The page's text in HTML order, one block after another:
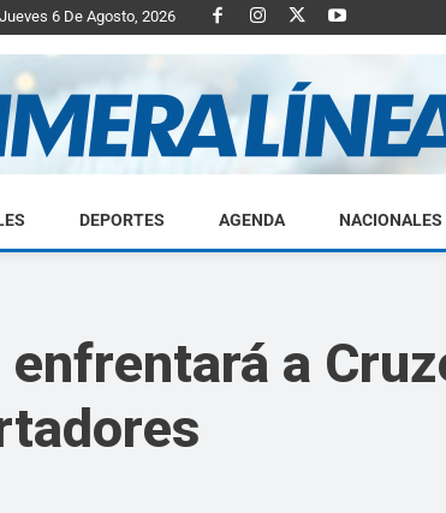
Jueves 6 De Agosto, 2026
Diario
DEPORTES AGENDA NACIONALES
a